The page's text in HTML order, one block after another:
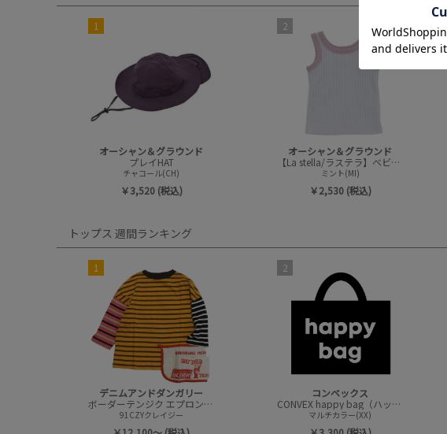
1
オーシャン＆グラウンド
プレイHAT
チャコール(CH)
￥3,520 (税込)
2
オーシャン＆グラウンド
【La stella/ラステラ】ベビーリブタンクトップ
ミント(MI)
￥2,530 (税込)
トップス 週間ランキング
1
デニムアンドダンガリー
ボーダーテンジク エプロンツキ L/S TEE(8分袖)
91CZYクレイジー
2
コンベックス
CONVEX happy bag（ハッピーバック）
マルチカラー(XX)